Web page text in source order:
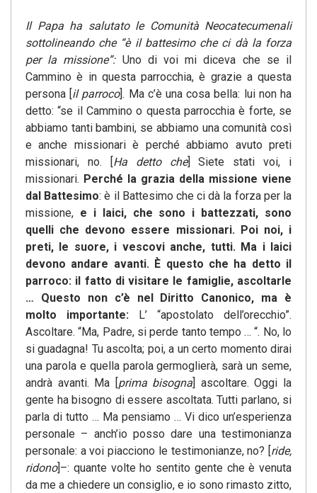
Il Papa ha salutato le Comunità Neocatecumenali
sottolineando che “è il battesimo che ci dà la forza
per la missione”:Uno di voi mi diceva che se il
Cammino è in questa parrocchia, è grazie a questa
persona [ il parroco]. Ma c’è una cosa bella: lui non ha
detto: “se il Cammino o questa parrocchia è forte, se
abbiamo tanti bambini, se abbiamo una comunità così
e anche missionari è perché abbiamo avuto preti
missionari, no. [ Ha detto che] Siete stati voi, i
missionari. Perché la grazia della missione viene
dal Battesimo: è il Battesimo che ci dà la forza per la
missione, e i laici, che sono i battezzati, sono
quelli che devono essere missionari. Poi noi, i
preti, le suore, i vescovi anche, tutti. Ma i laici
devono andare avanti. È questo che ha detto il
parroco: il fatto di visitare le famiglie, ascoltarle
… Questo non c’è nel Diritto Canonico, ma è
molto importante: L’ “apostolato dell’orecchio”.
Ascoltare. “Ma, Padre, si perde tanto tempo … “. No, lo
si guadagna! Tu ascolta; poi, a un certo momento dirai
una parola e quella parola germoglierà, sarà un seme,
andrà avanti. Ma [ prima bisogna ] ascoltare. Oggi la
gente ha bisogno di essere ascoltata. Tutti parlano, si
parla di tutto … Ma pensiamo … Vi dico un’esperienza
personale – anch’io posso dare una testimonianza
personale: a voi piacciono le testimonianze, no? [ ride,
ridono]–: quante volte ho sentito gente che è venuta
da me a chiedere un consiglio, e io sono rimasto zitto,